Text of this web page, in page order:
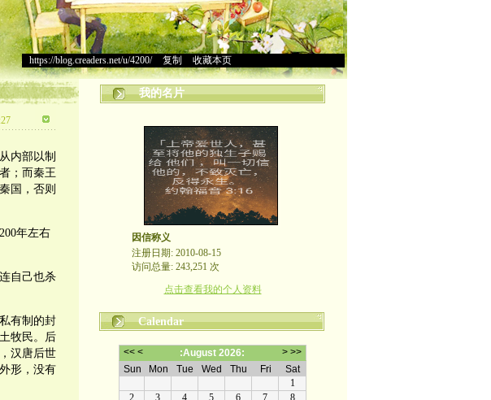
https://blog.creaders.net/u/4200/> 复制 收藏本页
内部以制
；而秦王
国，否则
年左右
自己也杀
有制的封
牧民。后
汉唐后世
形，没有
我的名片
因信称义
注册日期: 2010-08-15
访问总量: 243,251 次
点击查看我的个人资料
Calendar